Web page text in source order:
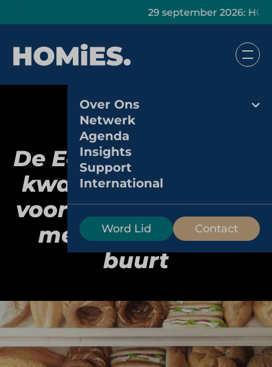
29 september 2026: HOMiES
Over Ons
Netwerk
Agenda
Insights
Support
International
Word Lid Contact
De Echte Bakker: het
kwaliteitskeurmerk
voor warme bakkers
met hart voor de
buurt
De Echte Bakker is veel meer dan een winkel met
vers brood en banket. Het is een keurmerk voor